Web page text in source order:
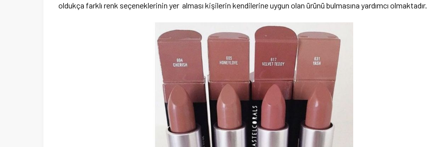
oldukça farklı renk seçeneklerinin yer alması kişilerin kendilerine uygun olan ürünü bulmasına yardımcı olmaktadır.